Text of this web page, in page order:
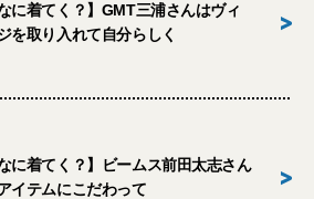
なに着てく？】GMT三浦さんはヴィ
を取り入れて自分らしく
>
なに着てく？】ビームス前田太志さん
イテムにこだわって
>